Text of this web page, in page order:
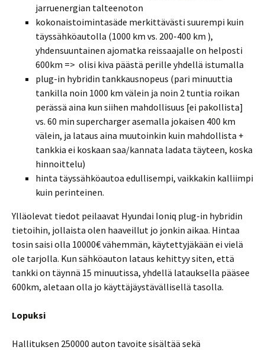
jarruenergian talteenoton
kokonaistoimintasäde merkittävästi suurempi kuin
täyssähköautolla (1000 km vs. 200-400 km ),
yhdensuuntainen ajomatka reissaajalle on helposti
600km => olisi kiva päästä perille yhdellä istumalla
plug-in hybridin tankkausnopeus (pari minuuttia
tankilla noin 1000 km välein ja noin 2 tuntia roikan
perässä aina kun siihen mahdollisuus [ei pakollista]
vs. 60 min supercharger asemalla jokaisen 400 km
välein, ja lataus aina muutoinkin kuin mahdollista +
tankkia ei koskaan saa/kannata ladata täyteen, koska
hinnoittelu)
hinta täyssähköautoa edullisempi, vaikkakin kalliimpi
kuin perinteinen.
Ylläolevat tiedot peilaavat Hyundai Ioniq plug-in hybridin
tietoihin, jollaista olen haaveillut jo jonkin aikaa. Hintaa
tosin saisi olla 10000€ vähemmän, käytettyjäkään ei vielä
ole tarjolla. Kun sähköauton lataus kehittyy siten, että
tankki on täynnä 15 minuutissa, yhdellä latauksella pääsee
600km, aletaan olla jo käyttäjäystävällisellä tasolla.
Lopuksi
Hallituksen 250000 auton tavoite sisältää sekä